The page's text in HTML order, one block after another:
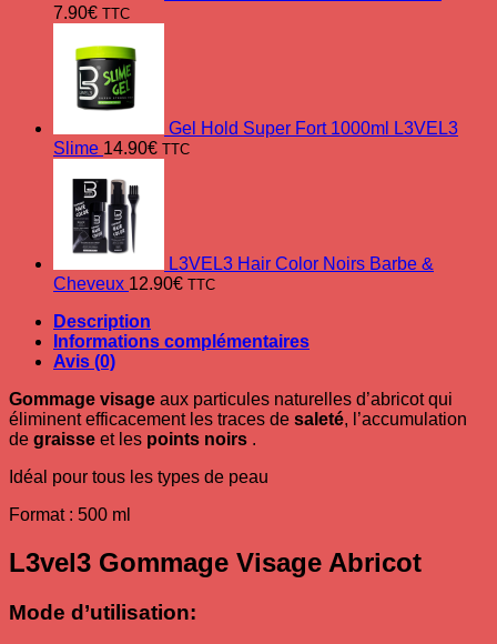
7.90€ TTC
Gel Hold Super Fort 1000ml L3VEL3
Slime 14.90€ TTC
L3VEL3 Hair Color Noirs Barbe &
Cheveux 12.90€ TTC
Description
Informations complémentaires
Avis (0)
Gommage visage aux particules naturelles d’abricot qui
éliminent efficacement les traces de saleté, l’accumulation
de graisse et les points noirs .
Idéal pour tous les types de peau
Format : 500 ml
L3vel3 Gommage Visage Abricot
Mode d’utilisation: